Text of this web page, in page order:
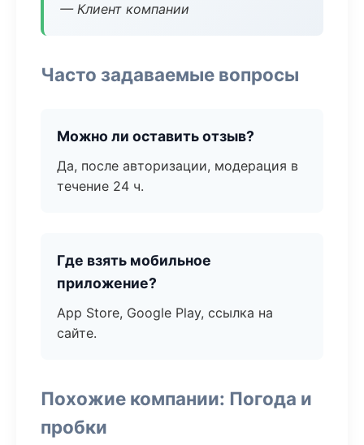
— Клиент компании
Часто задаваемые вопросы
Можно ли оставить отзыв?
Да, после авторизации, модерация в
течение 24 ч.
Где взять мобильное
приложение?
App Store, Google Play, ссылка на
сайте.
Похожие компании: Погода и
пробки